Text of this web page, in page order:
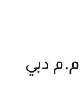
دبي